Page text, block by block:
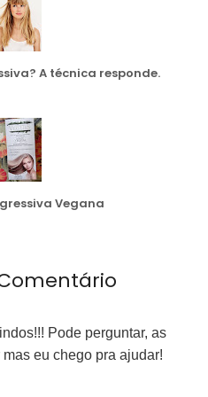
A técnica responde.
Vegana
Pode perguntar, as
eu chego pra ajudar!